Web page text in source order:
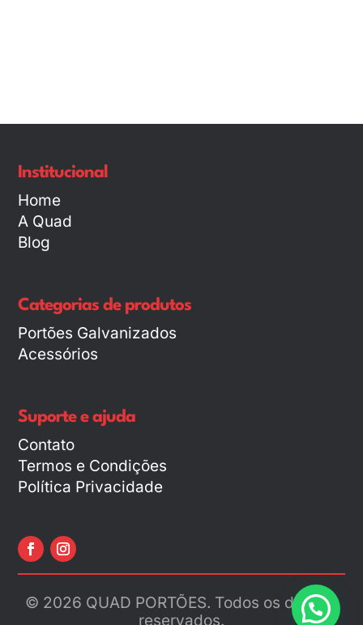
Institucional
Home
A Quad
Blog
Categorias de produtos
Portões Galvanizados
Acessórios
Suporte e ajuda
Contato
Termos e Condições
Política Privacidade
© 2026 QUAD PORTÕES. Todos os direitos
reservados.